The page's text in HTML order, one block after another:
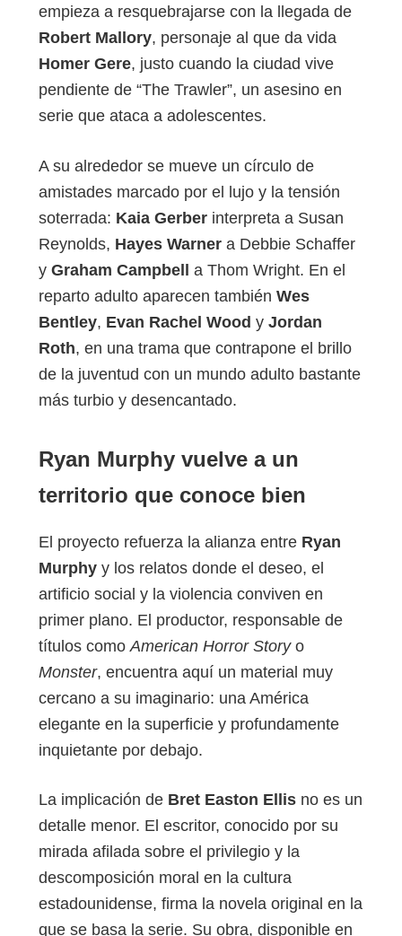
empieza a resquebrajarse con la llegada de
Robert Mallory, personaje al que da vida
Homer Gere, justo cuando la ciudad vive
pendiente de “The Trawler”, un asesino en
serie que ataca a adolescentes.
A su alrededor se mueve un círculo de
amistades marcado por el lujo y la tensión
soterrada: Kaia Gerber interpreta a Susan
Reynolds, Hayes Warner a Debbie Schaffer
y Graham Campbell a Thom Wright. En el
reparto adulto aparecen también Wes
Bentley, Evan Rachel Wood y Jordan
Roth, en una trama que contrapone el brillo
de la juventud con un mundo adulto bastante
más turbio y desencantado.
Ryan Murphy vuelve a un
territorio que conoce bien
El proyecto refuerza la alianza entre Ryan
Murphy y los relatos donde el deseo, el
artificio social y la violencia conviven en
primer plano. El productor, responsable de
títulos como American Horror Storyo
Monster, encuentra aquí un material muy
cercano a su imaginario: una América
elegante en la superficie y profundamente
inquietante por debajo.
La implicación de Bret Easton Ellis no es un
detalle menor. El escritor, conocido por su
mirada afilada sobre el privilegio y la
descomposición moral en la cultura
estadounidense, firma la novela original en la
que se basa la serie. Su obra, disponible en